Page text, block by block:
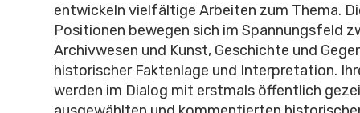
entwickeln vielfältige Arbeiten zum Thema.
Positionen bewegen sich im Spannungsfeld
Archivwesen und Kunst, Geschichte und
historischer Faktenlage und Interpretation.
werden im Dialog mit erstmals öffentlich